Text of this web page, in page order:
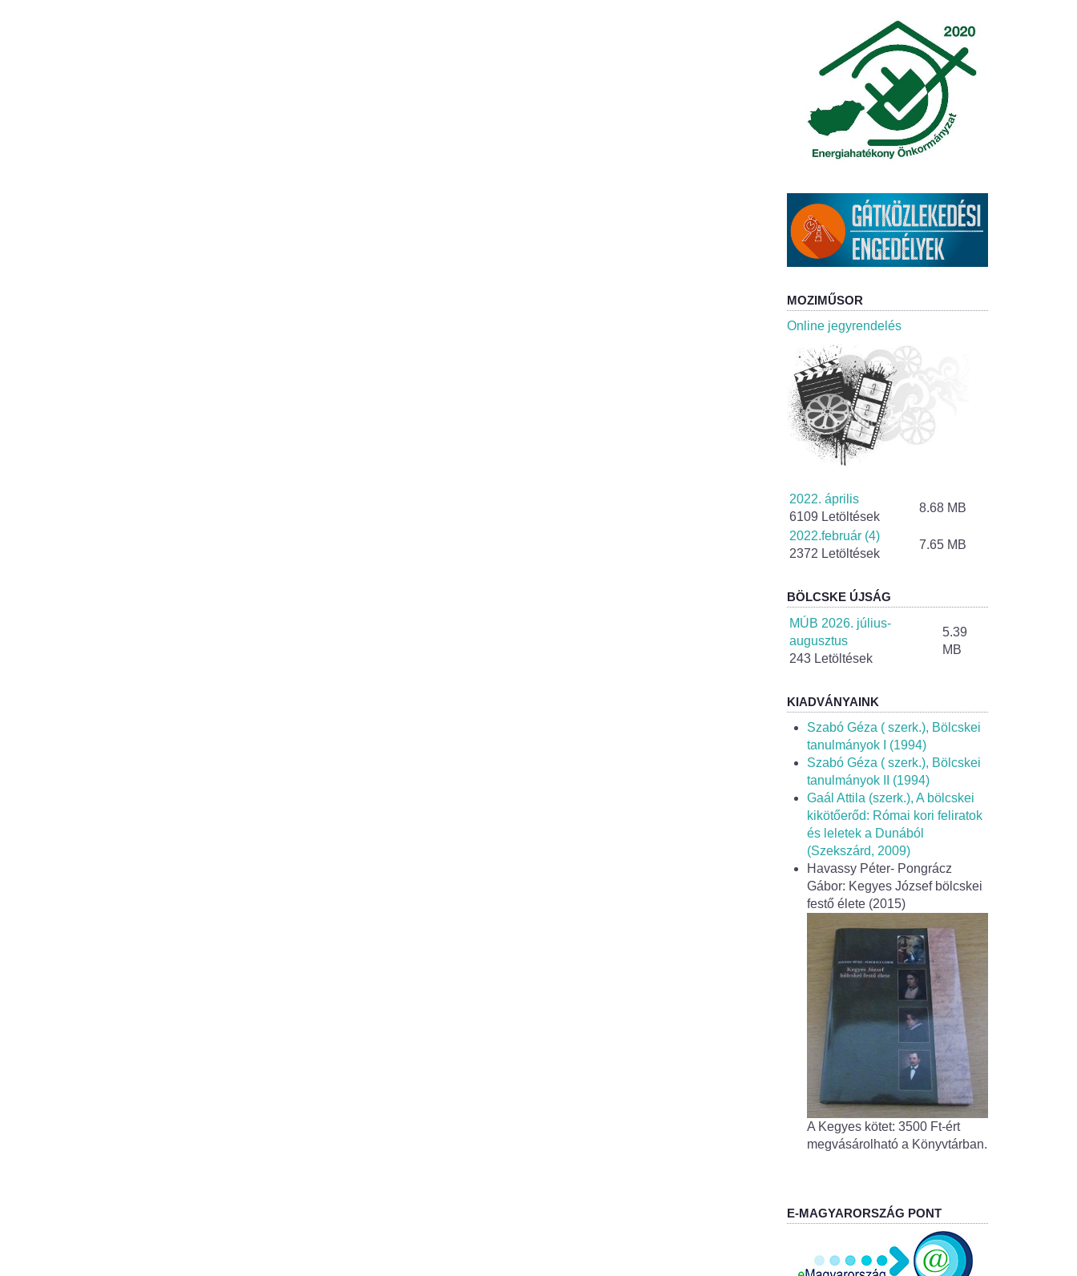
MOZIMŰSOR
Online jegyrendelés
2022. április
6109 Letöltések
8.68 MB
2022.február (4)
2372 Letöltések
7.65 MB
BÖLCSKE ÚJSÁG
MÚB 2026. július-
augusztus
243 Letöltések
5.39
MB
KIADVÁNYAINK
Szabó Géza ( szerk.), Bölcskei
tanulmányok I (1994)
Szabó Géza ( szerk.), Bölcskei
tanulmányok II (1994)
Gaál Attila (szerk.), A bölcskei
kikötőerőd: Római kori feliratok
és leletek a Dunából
(Szekszárd, 2009)
Havassy Péter- Pongrácz
Gábor: Kegyes József bölcskei
festő élete (2015)
A Kegyes kötet: 3500 Ft-ért
megvásárolható a Könyvtárban.
E-MAGYARORSZÁG PONT